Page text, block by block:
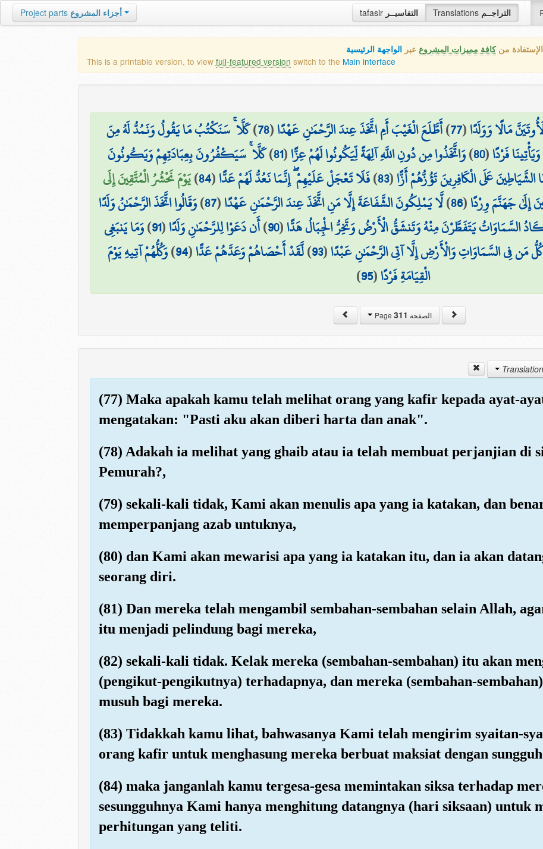
tafasir التفاسيــر Translations التراجــم Project parts أجزاء المشروع
منكافة مميزات المشروع عبر الواجهة الرئيسية
This is a printable version, to view full-featured version switch to the Main interface
مَالًا وَوَلَدًا(
77
)أَطَّلَعَ الْغَيْبَ أَمِ اتَّخَذَ عِندَ الرَّحْمَٰنِ عَهْدًا(
78
)كَلَّا ۚ سَنَكْتُبُ مَا يَقُولُ وَنَمُدُّ لَهُ مِنَ
فَرْدًا(
80
)وَاتَّخَذُوا مِن دُونِ اللَّهِ آلِهَةً لِّيَكُونُوا لَهُمْ عِزًّا(
81
)كَلَّا ۚ سَيَكْفُرُونَ بِعِبَادَتِهِمْ وَيَكُونُونَ
الشَّيَاطِينَ عَلَى الْكَافِرِينَ تَؤُزُّهُمْ أَزًّا(
83
)فَلَا تَعْجَلْ عَلَيْهِمْ ۖ إِنَّمَا نَعُدُّ لَهُمْ عَدًّا(
84
)يَوْمَ نَحْشُرُ الْمُتَّقِينَ إِلَى
إِلَىٰ جَهَنَّمَ وِرْدًا(
86
)لَّا يَمْلِكُونَ الشَّفَاعَةَ إِلَّا مَنِ اتَّخَذَ عِندَ الرَّحْمَٰنِ عَهْدًا(
87
)وَقَالُوا اتَّخَذَ الرَّحْمَٰنُ وَلَدًا
السَّمَاوَاتُ يَتَفَطَّرْنَ مِنْهُ وَتَنشَقُّ الْأَرْضُ وَتَخِرُّ الْجِبَالُ هَدًّا(
90
)أَن دَعَوْا لِلرَّحْمَٰنِ وَلَدًا(
91
)وَمَا يَنبَغِي
مَن فِي السَّمَاوَاتِ وَالْأَرْضِ إِلَّا آتِي الرَّحْمَٰنِ عَبْدًا(
93
)لَّقَدْ أَحْصَاهُمْ وَعَدَّهُمْ عَدًّا(
94
)وَكُلُّهُمْ آتِيهِ يَوْمَ
الْقِيَامَةِ فَرْدًا(
95
)
الصفحة Page 311
(77) Maka apakah kamu telah melihat orang yang kafir kepada ayat-
mengatakan: "Pasti aku akan diberi harta dan anak".
(78) Adakah ia melihat yang ghaib atau ia telah membuat perjanjian di
Pemurah?,
(79) sekali-kali tidak, Kami akan menulis apa yang ia katakan, dan
memperpanjang azab untuknya,
(80) dan Kami akan mewarisi apa yang ia katakan itu, dan ia akan
seorang diri.
(81) Dan mereka telah mengambil sembahan-sembahan selain Allah,
itu menjadi pelindung bagi mereka,
(82) sekali-kali tidak. Kelak mereka (sembahan-sembahan) itu akan
(pengikut-pengikutnya) terhadapnya, dan mereka (sembahan-
musuh bagi mereka.
(83) Tidakkah kamu lihat, bahwasanya Kami telah mengirim syaitan-
orang kafir untuk menghasung mereka berbuat maksiat dengan
(84) maka janganlah kamu tergesa-gesa memintakan siksa terhadap
sesungguhnya Kami hanya menghitung datangnya (hari siksaan) untuk
perhitungan yang teliti.